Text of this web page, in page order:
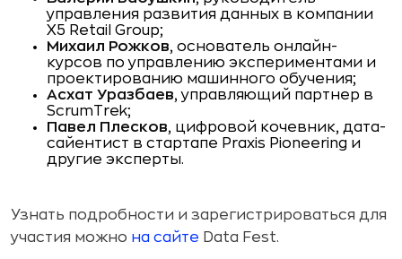
управления развития данных в компании
X5 Retail Group;
Михаил Рожков, основатель онлайн-
курсов по управлению экспериментами и
проектированию машинного обучения;
Асхат Уразбаев, управляющий партнер в
ScrumTrek;
Павел Плесков, цифровой кочевник, дата-
сайентист в стартапе Praxis Pioneering и
другие эксперты.
Узнать подробности и зарегистрироваться для
участия можно на сайте Data Fest.